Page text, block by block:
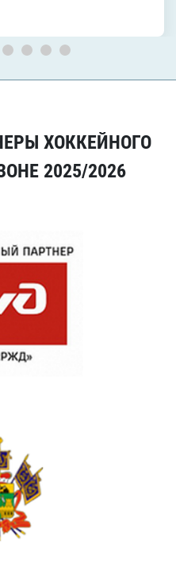
ХОККЕЙНОГО
2025/2026